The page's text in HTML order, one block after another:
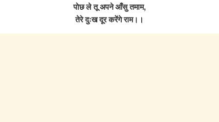
पोछ ले तू अपने आँसु तमाम,
तेरे दुःख दूर करेंगे राम।।